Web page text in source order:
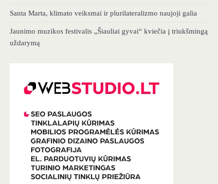
Santa Marta, klimato veiksmai ir plurilateralizmo naujoji galia
Jaunimo muzikos festivalis „Šiauliai gyvai“ kviečia į triukšmingą
uždarymą